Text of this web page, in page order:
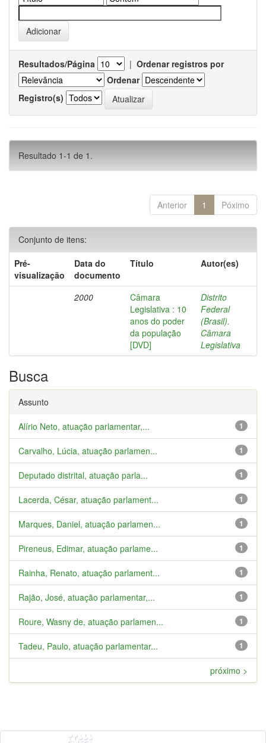
Resultados/Página | Ordenar registros por
Ordenar
Registro(s)
Resultado 1-1 de 1.
Anterior 1 Póximo
Conjunto de itens:
Pré-
visualização
Data do
documento
Título Autor(es)
2000
Câmara
Legislativa : 10
anos do poder
da população
[DVD]
Distrito
Federal
(Brasil).
Câmara
Legislativa
Busca
Assunto
1
Alírio Neto, atuação parlamentar,...
1
Carvalho, Lúcia, atuação parlamen...
1
Deputado distrital, atuação parla...
1
Lacerda, César, atuação parlament...
1
Marques, Daniel, atuação parlamen...
1
Pireneus, Edimar, atuação parlame...
1
Rainha, Renato, atuação parlament...
1
Rajão, José, atuação parlamentar,...
1
Roure, Wasny de, atuação parlamen...
1
Tadeu, Paulo, atuação parlamentar...
próximo >